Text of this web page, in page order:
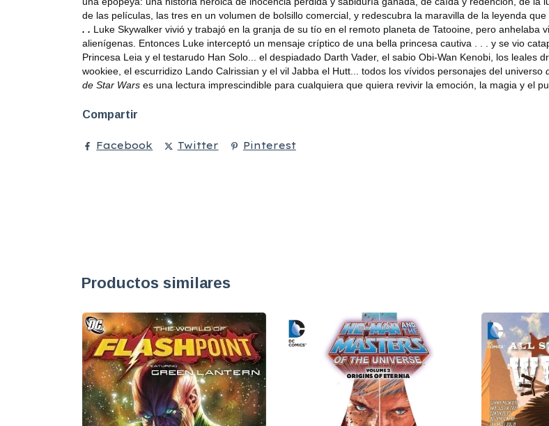
de las películas, las tres en un volumen de bolsillo comercial, y redescubra la maravilla de la leyenda que
. . Luke Skywalker vivió y trabajó en la granja de su tío en el remoto planeta de Tatooine, pero anhelaba
alienígenas. Entonces Luke interceptó un mensaje críptico de una bella princesa cautiva . . . y se vio
Princesa Leia y el testarudo Han Solo... el despiadado Darth Vader, el sabio Obi-Wan Kenobi, los leales
wookiee, el escurridizo Lando Calrissian y el vil Jabba el Hutt... todos los vívidos personajes del universo
de Star Wars es una lectura imprescindible para cualquiera que quiera revivir la emoción, la magia y el
Compartir
Facebook Twitter Pinterest
Productos similares